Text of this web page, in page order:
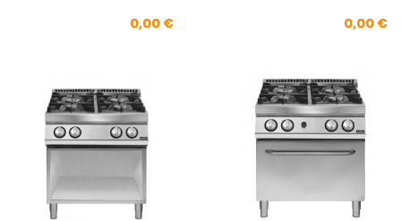
Precio
0,00 € 0,00 €